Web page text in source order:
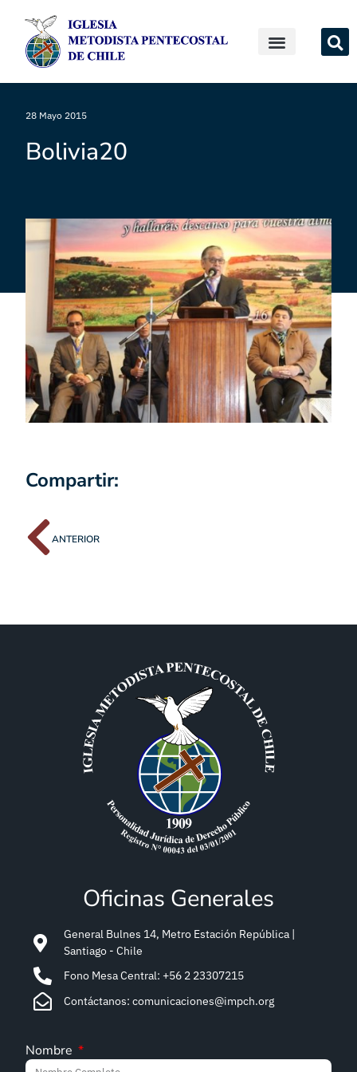
28 Mayo 2015
Bolivia20
Compartir:
ANTERIOR
Oficinas Generales
General Bulnes 14, Metro Estación República |
Santiago - Chile
Fono Mesa Central: +56 2 23307215
Contáctanos: comunicaciones@impch.org
Nombre